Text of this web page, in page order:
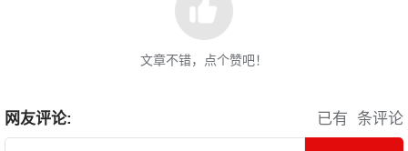
文章不错，点个赞吧！
网友评论: 已有 条评论